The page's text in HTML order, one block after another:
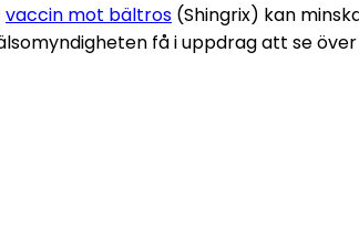
vaccin mot bältros (Shingrix) kan
få i uppdrag att se